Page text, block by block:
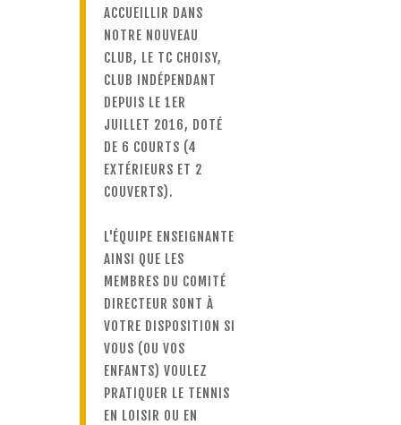
ACCUEILLIR DANS
NOTRE NOUVEAU
CLUB, LE TC CHOISY,
CLUB INDÉPENDANT
DEPUIS LE 1ER
JUILLET 2016, DOTÉ
DE 6 COURTS (4
EXTÉRIEURS ET 2
COUVERTS).
L'ÉQUIPE ENSEIGNANTE
AINSI QUE LES
MEMBRES DU COMITÉ
DIRECTEUR SONT À
VOTRE DISPOSITION SI
VOUS (OU VOS
ENFANTS) VOULEZ
PRATIQUER LE TENNIS
EN LOISIR OU EN